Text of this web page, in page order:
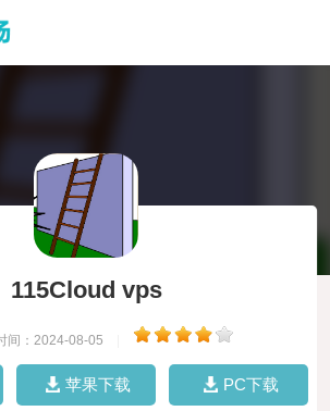
115Cloud vps
间：2024-08-05
苹果下载 PC下载